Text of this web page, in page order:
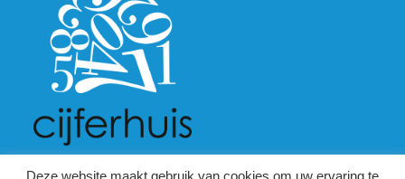
Deze website maakt gebruik van cookies om uw ervaring te